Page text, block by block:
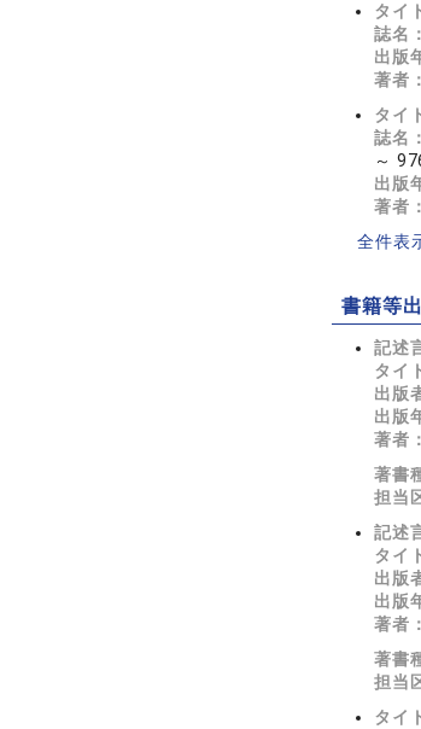
タイ
誌名：
出版
著者：
タイ
誌名：
～
出版
著者：
全件表
書籍等
記述
タイ
出版
出版
著者：
著書
担当
記述
タイ
出版
出版
著者：
著書
担当
タイ